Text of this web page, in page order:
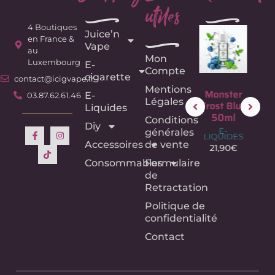
4 Boutiques
en France &
au
Luxembourg
contact@icigvape.fr
03.87.62.61.46
e
Juice’n
Vape
E-
cigarette
E-
Liquides
Diy
Accessoires
Consommables
utiles
e
Mon
Compte
Mentions
Légales
Conditions
générales
de vente
Formulaire
de
Retractation
Politique de
confidentialité
Contact
e
Dragon –
Crazy
Labs –
LIQUIDES
Monster
Frost
Purple
50ml
E-
LIQUIDES
21,90€
Monster
Frost Blue
50ml
E-
LIQUIDES
21,90€